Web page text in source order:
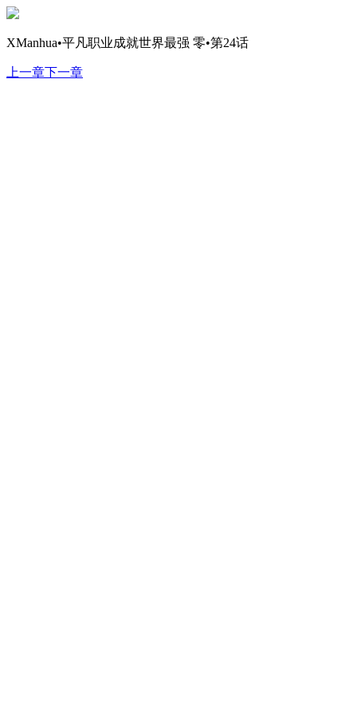
XManhua•平凡职业成就世界最强 零•第24话
上一章下一章